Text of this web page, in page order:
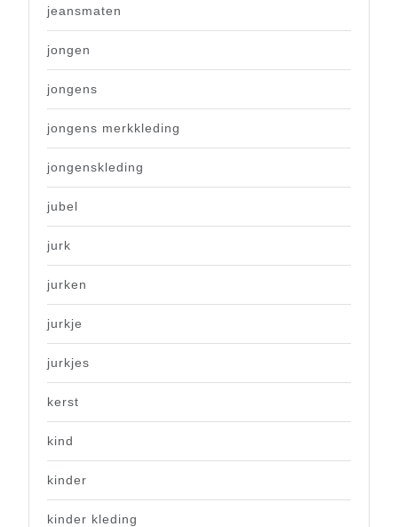
jeansmaten
jongen
jongens
jongens merkkleding
jongenskleding
jubel
jurk
jurken
jurkje
jurkjes
kerst
kind
kinder
kinder kleding